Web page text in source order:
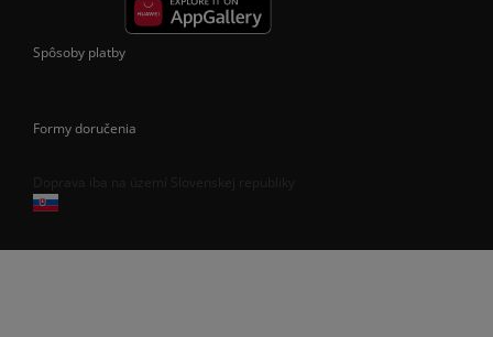
Spôsoby platby
Formy doručenia